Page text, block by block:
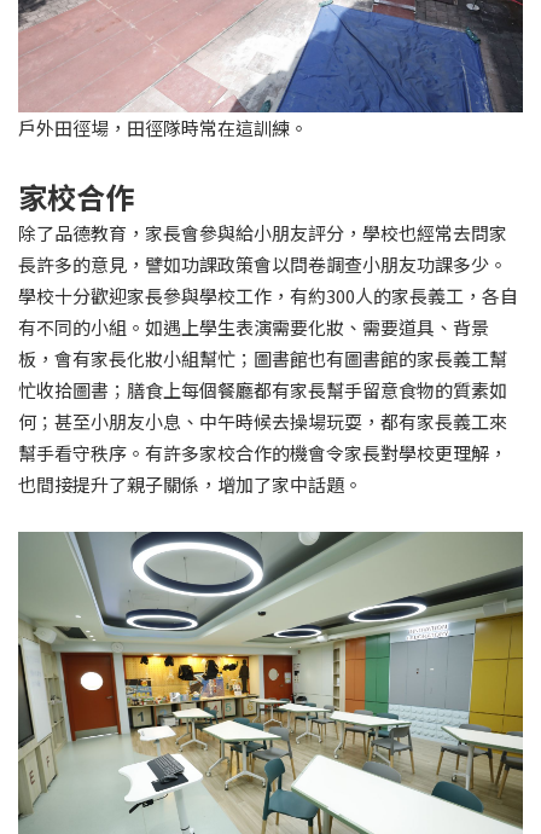
戶外田徑場，田徑隊時常在這訓練。
家校合作
除了品德教育，家長會參與給小朋友評分，學校也經常去問家
長許多的意見，譬如功課政策會以問卷調查小朋友功課多少。
學校十分歡迎家長參與學校工作，有約300人的家長義工，各自
有不同的小組。如遇上學生表演需要化妝、需要道具、背景
板，會有家長化妝小組幫忙；圖書館也有圖書館的家長義工幫
忙收拾圖書；膳食上每個餐廳都有家長幫手留意食物的質素如
何；甚至小朋友小息、中午時候去操場玩耍，都有家長義工來
幫手看守秩序。有許多家校合作的機會令家長對學校更理解，
也間接提升了親子關係，增加了家中話題。